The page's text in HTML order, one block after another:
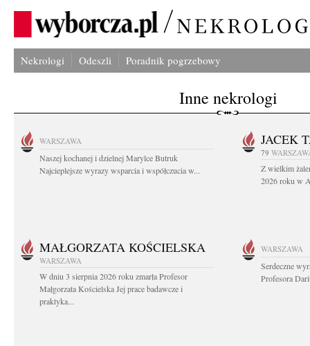
Nekrologi Odeszli Poradnik pogrzebowy
Inne nekrologi
WARSZAWA
Naszej kochanej i dzielnej Marylce Butruk
Najcieplejsze wyrazy wsparcia i współczucia w...
JACEK
79
Z wielkim
2026 roku w
MAŁGORZATA KOŚCIELSKA
WARSZAWA
W dniu 3 sierpnia 2026 roku zmarła Profesor
Małgorzata Kościelska Jej prace badawcze i
praktyka...
WARSZAWA
Serdeczne
Profesora